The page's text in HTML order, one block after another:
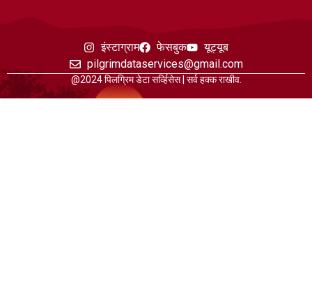
इंस्टाग्राम फेसबुक
यूट्यूब
pilgrimdataservices@gmail.com
@2024 पिलग्रिम डेटा सर्व्हिसेस | सर्व हक्क राखीव.